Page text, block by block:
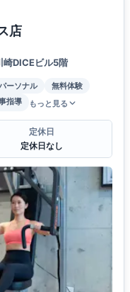
店
崎DICEビル5階
ーソナル
無料体験
指導 もっと見る
定休日
定休日なし